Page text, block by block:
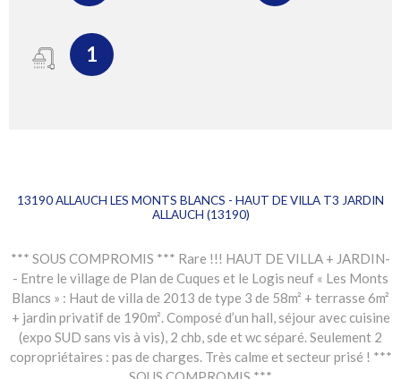
1
13190 ALLAUCH LES MONTS BLANCS - HAUT DE VILLA T3 JARDIN
ALLAUCH (13190)
*** SOUS COMPROMIS *** Rare !!! HAUT DE VILLA + JARDIN-
- Entre le village de Plan de Cuques et le Logis neuf « Les Monts
Blancs » : Haut de villa de 2013 de type 3 de 58m² + terrasse 6m²
+ jardin privatif de 190m². Composé d’un hall, séjour avec cuisine
(expo SUD sans vis à vis), 2 chb, sde et wc séparé. Seulement 2
copropriétaires : pas de charges. Très calme et secteur prisé ! ***